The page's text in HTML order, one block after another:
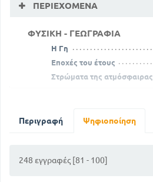
ΠΕΡΙΕΧΌΜΕΝΑ
ΦΥΣΙΚΗ - ΓΕΩΓΡΑΦΙΑ
Η Γη
Εποχές του έτους
Στρώματα της ατμόσφαιρας
Γεωλογικοί αιώνες
διαμελισμός
Περιγραφή Ψηφιοποίηση
248 εγγραφές [81 - 100]